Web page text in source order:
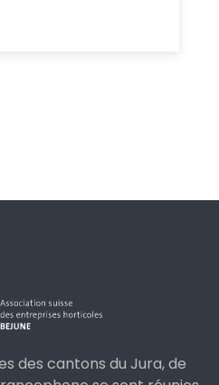
des cantons du Jura, de